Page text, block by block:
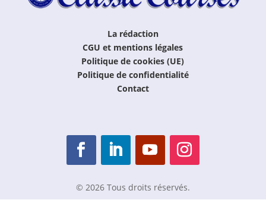
La rédaction
CGU et mentions légales
Politique de cookies (UE)
Politique de confidentialité
Contact
© 2026 Tous droits réservés.